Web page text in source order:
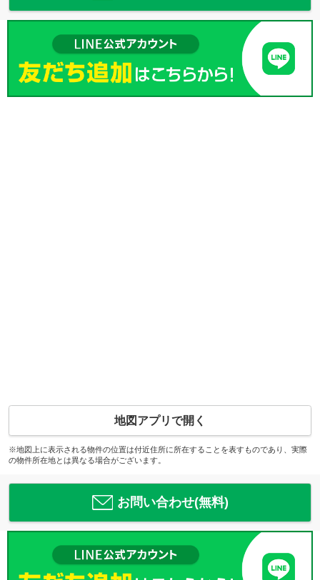
地図アプリで開く
※地図上に表示される物件の位置は付近住所に所在することを表すものであり、実際
の物件所在地とは異なる場合がございます。
お問い合わせ(無料)